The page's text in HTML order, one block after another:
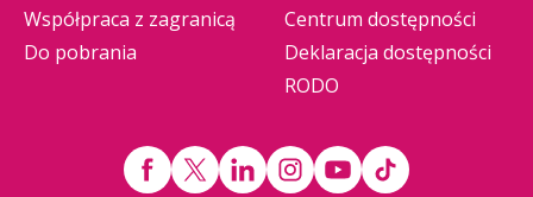
Współpraca z zagranicą
Do pobrania
Centrum dostępności
Deklaracja dostępności
RODO